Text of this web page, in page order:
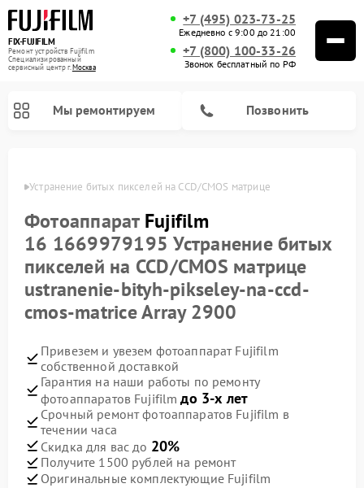
FIX-FUJIFILM
Ремонт устройств Fujifilm
Специализированный
cервисный центр г.Москва
+7 (495) 023-73-25
Ежедневно с 9:00 до 21:00
+7 (800) 100-33-26
Звонок бесплатный по РФ
Мы ремонтируем Позвонить
Устранение битых пикселей на CCD/CMOS матрице
Фотоаппарат Fujifilm
16 1669979195 Устранение битых
пикселей на CCD/CMOS матрице
ustranenie-bityh-pikseley-na-ccd-
cmos-matrice Array 2900
Привезем и увезем фотоаппарат Fujifilm
собственной доставкой
Гарантия на наши работы по ремонту
фотоаппаратов Fujifilmдо 3-х лет
Срочный ремонт фотоаппаратов Fujifilm в
течении часа
Скидка для вас до 20%
Получите 1500 рублей на ремонт
Оригинальные комплектующие Fujifilm